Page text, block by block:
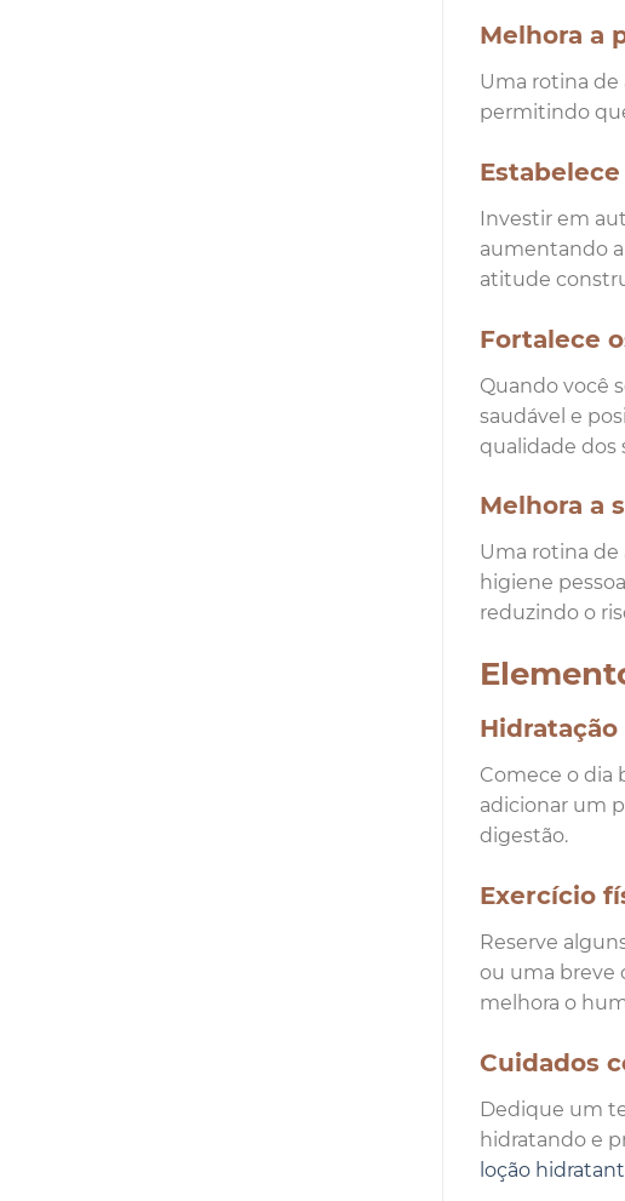
Melhora a
Uma rotina
permitindo
Investir em
aumentando
atitude
Fortalece
Quando você
saudável e
qualidade dos
Melhora a
Uma rotina de
higiene
reduzindo o
Hidratação
Comece o dia
adicionar um
digestão.
Exercício
Reserve
ou uma breve
melhora o
Cuidados
Dedique um
hidratando e
loção